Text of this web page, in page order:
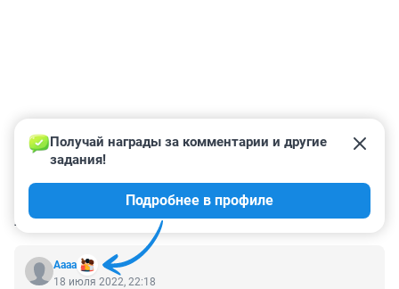
КОММЕНТАРИИ 205
Аааа
Получай награды за комментарии и другие
задания!
Подробнее в профиле
18 июля 2022, 22:18